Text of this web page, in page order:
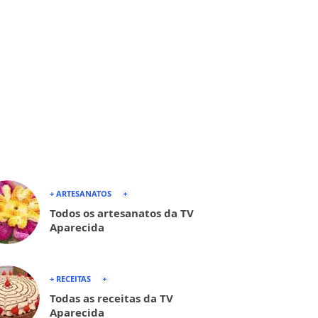
+ ARTESANATOS
Todos os artesanatos da TV
Aparecida
+ RECEITAS
Todas as receitas da TV
Aparecida